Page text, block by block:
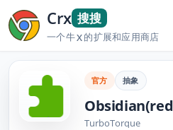
Crx 搜搜
一个牛X的扩展和应用商店
官方 抽象
TurboTorque